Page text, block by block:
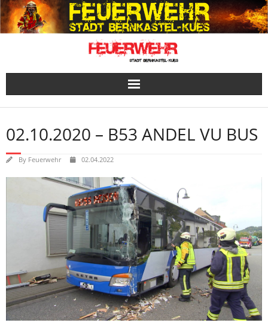
Skip
to
content
02.10.2020 – B53 ANDEL VU BUS
By Feuerwehr 02.04.2022